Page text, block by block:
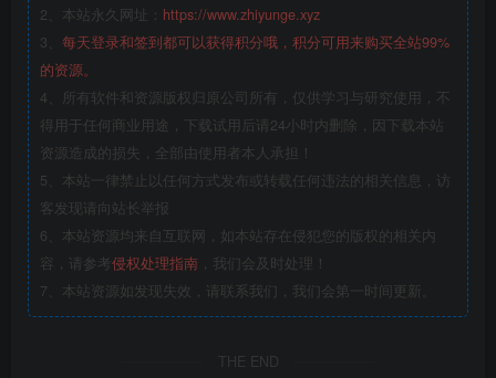
2、本站永久网址： https://www.zhiyunge.xyz
3、 每天登录和签到都可以获得积分哦，积分可用来购买全站99%
的资源。
4、所有软件和资源版权归原公司所有，仅供学习与研究使用，不
得用于任何商业用途，下载试用后请24小时内删除，因下载本站
资源造成的损失，全部由使用者本人承担！
5、本站一律禁止以任何方式发布或转载任何违法的相关信息，访
客发现请向站长举报
6、本站资源均来自互联网，如本站存在侵犯您的版权的相关内
容，请参考侵权处理指南 ，我们会及时处理！
7、本站资源如发现失效，请联系我们，我们会第一时间更新。
THE END